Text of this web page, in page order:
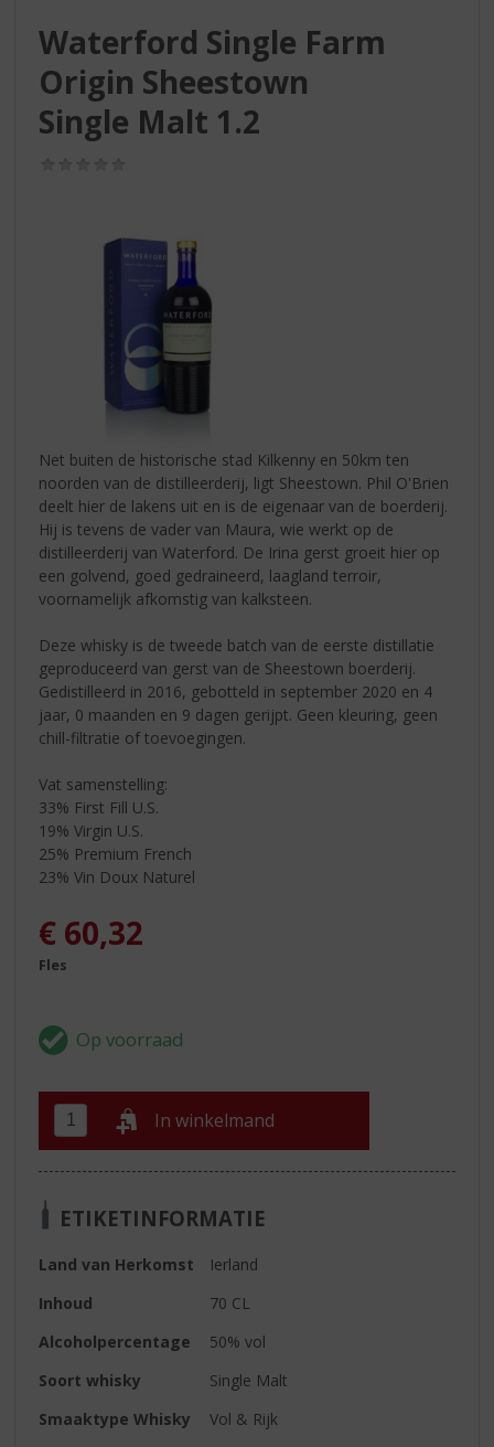
Waterford Single Farm
Origin Sheestown
Single Malt 1.2
Net buiten de historische stad Kilkenny en 50km ten
noorden van de distilleerderij, ligt Sheestown. Phil O'Brien
deelt hier de lakens uit en is de eigenaar van de boerderij.
Hij is tevens de vader van Maura, wie werkt op de
distilleerderij van Waterford. De Irina gerst groeit hier op
een golvend, goed gedraineerd, laagland terroir,
voornamelijk afkomstig van kalksteen.
Deze whisky is de tweede batch van de eerste distillatie
geproduceerd van gerst van de Sheestown boerderij.
Gedistilleerd in 2016, gebotteld in september 2020 en 4
jaar, 0 maanden en 9 dagen gerijpt. Geen kleuring, geen
chill-filtratie of toevoegingen.
Vat samenstelling:
33% First Fill U.S.
19% Virgin U.S.
25% Premium French
23% Vin Doux Naturel
€ 60,32
Fles
In winkelmand
ETIKETINFORMATIE
Land van Herkomst
Ierland
Inhoud
70 CL
Alcoholpercentage
50% vol
Soort whisky
Single Malt
Smaaktype Whisky
Vol & Rijk